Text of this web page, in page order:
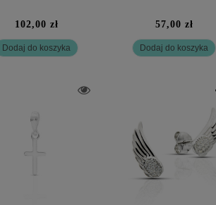
102,00 zł
Dodaj do koszyka
57,00 zł
Dodaj do koszyka